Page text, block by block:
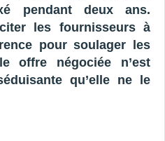
pendant deux ans.
les fournisseurs à
pour soulager les
offre négociée n’est
qu’elle ne le